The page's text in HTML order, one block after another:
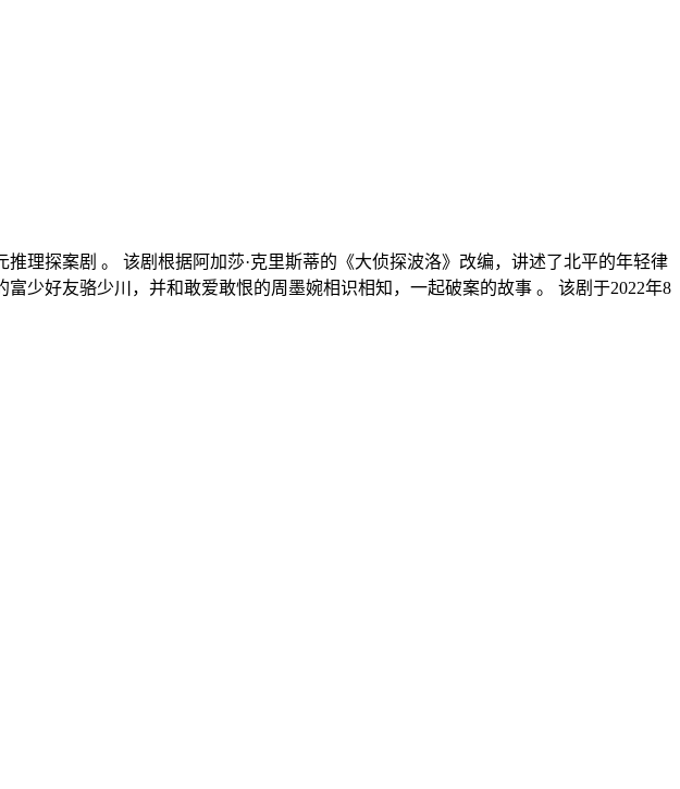
理探案剧 。 该剧根据阿加莎·克里斯蒂的《大侦探波洛》改编，讲述了北平的年轻律
少好友骆少川，并和敢爱敢恨的周墨婉相识相知，一起破案的故事 。 该剧于2022年8